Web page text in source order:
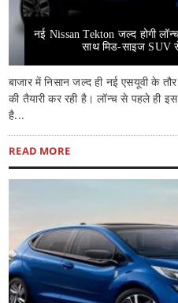
नई Nissan Tekton जल्द होगी
साथ मिड-साइज SUV
बाजार में निसान जल्द ही नई एसयूवी के
की तैयारी कर रही है। लॉन्च से पहले ही
है...
READ MORE